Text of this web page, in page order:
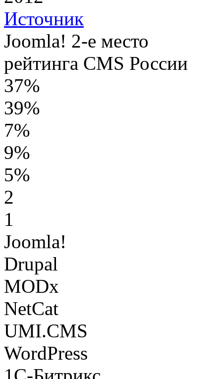
Источник
Joomla! 2-е место
рейтинга CMS России
37%
39%
7%
9%
5%
2
1
Joomla!
Drupal
MODx
NetCat
UMI.CMS
WordPress